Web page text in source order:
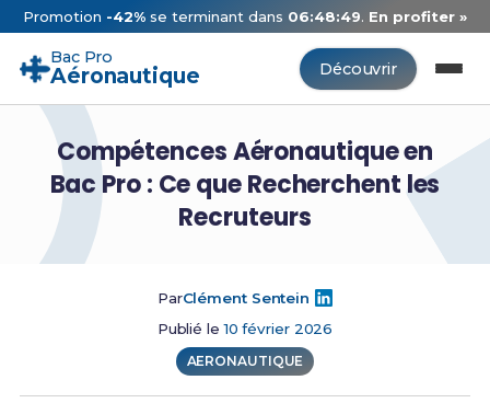
Promotion -42%se terminant dans 06:48:48. En profiter »
Bac Pro
Aéronautique Découvrir
Compétences Aéronautique en
Bac Pro : Ce que Recherchent les
Recruteurs
ParClément Sentein
Publié le10 février 2026
AERONAUTIQUE